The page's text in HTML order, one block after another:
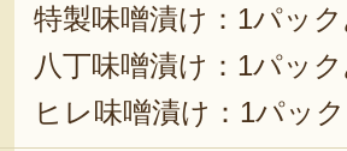
特製味噌漬け：1パッ
八丁味噌漬け：1パッ
ヒレ味噌漬け：1パッ